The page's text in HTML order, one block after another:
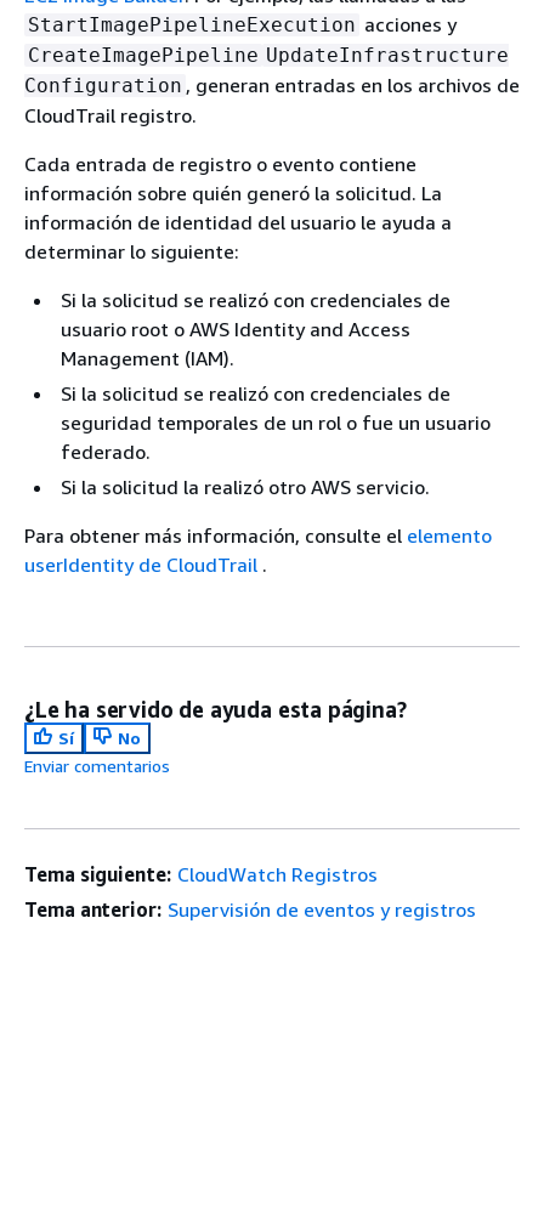
StartImagePipelineExecution acciones y
CreateImagePipeline UpdateInfrastructure
Configuration , generan entradas en los archivos de
CloudTrail registro.
Cada entrada de registro o evento contiene
información sobre quién generó la solicitud. La
información de identidad del usuario le ayuda a
determinar lo siguiente:
Si la solicitud se realizó con credenciales de
usuario root o AWS Identity and Access
Management (IAM).
Si la solicitud se realizó con credenciales de
seguridad temporales de un rol o fue un usuario
federado.
Si la solicitud la realizó otro AWS servicio.
Para obtener más información, consulte el elemento
userIdentity de CloudTrail .
¿Le ha servido de ayuda esta página?
Sí
No
Enviar comentarios
Tema siguiente: CloudWatch Registros
Tema anterior: Supervisión de eventos y registros